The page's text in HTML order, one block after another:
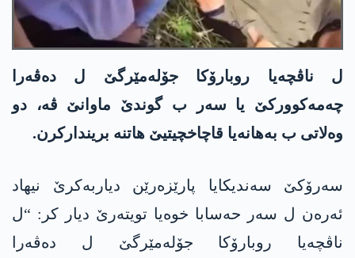
ل ناڤچەیا روبارۆکا جۆلەمێرگێ ل دەڤەرا
چەمەکوورکێ یا سەر ب گوندێ ماوانێ ڤە، دو
وەلاتی ب بەهانەیا قاچاخچیتیێ ھاتنە بریندارکرن.
سەرۆکێ سەندیکایا پارێزەرێن دیاربەکرێ نیهاد
ئەرەن ل سەر حەسابا خوەیا تویتەرێ دیار کر: “ل
ناڤچەیا روبارۆکا جۆلەمێرگێ ل دەڤەرا